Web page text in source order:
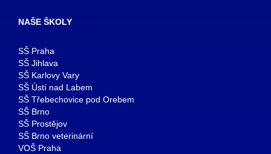
NAŠE ŠKOLY
SŠ Praha
SŠ Jihlava
SŠ Karlovy Vary
SŠ Ústí nad Labem
SŠ Třebechovice pod Orebem
SŠ Brno
SŠ Prostějov
SŠ Brno veterinární
VOŠ Praha